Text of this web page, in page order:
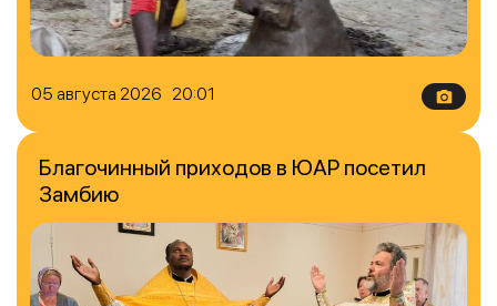
05 августа 2026 20:01
Благочинный приходов в ЮАР посетил
Замбию